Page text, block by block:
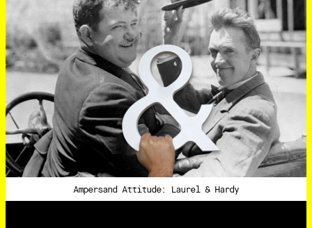
Ampersand Attitude: Laurel & Hardy